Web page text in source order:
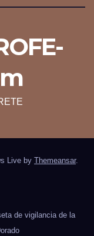
Live by Themeansar.
de vigilancia de la